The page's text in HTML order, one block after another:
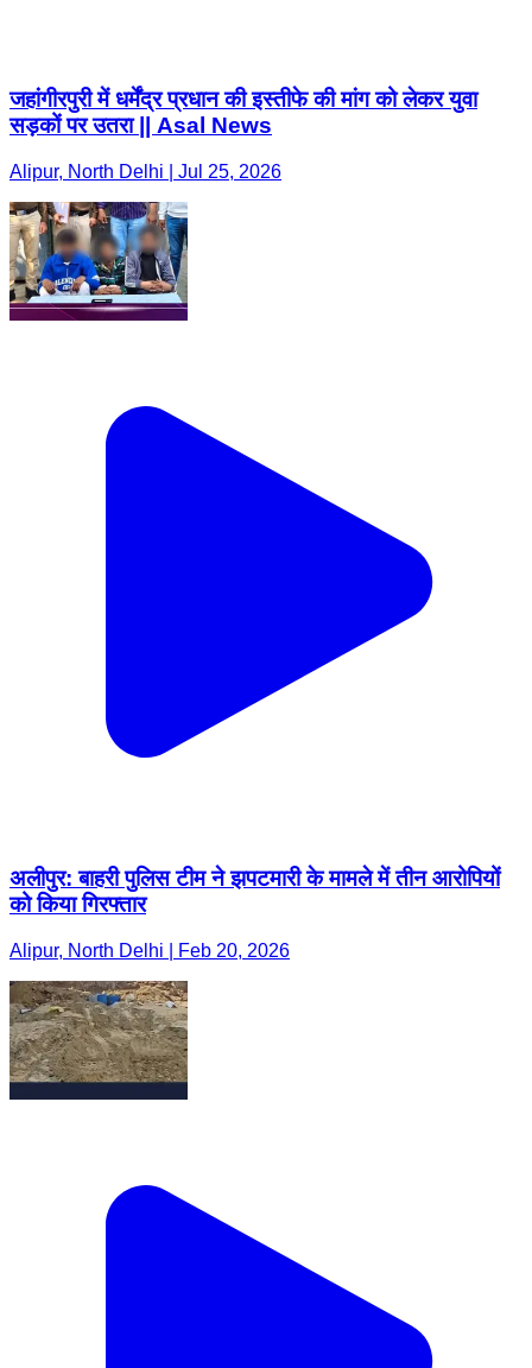
जहांगीरपुरी में धर्मेंद्र प्रधान की इस्तीफे की मांग को लेकर युवा
सड़कों पर उतरा || Asal News
Alipur, North Delhi | Jul 25, 2026
अलीपुर: बाहरी पुलिस टीम ने झपटमारी के मामले में तीन आरोपियों
को किया गिरफ्तार
Alipur, North Delhi | Feb 20, 2026